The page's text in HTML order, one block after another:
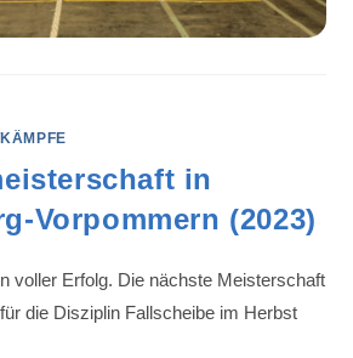
in
Vorpommern (2023)
voller Erfolg. Die nächste Meisterschaft
die Disziplin Fallscheibe im Herbst